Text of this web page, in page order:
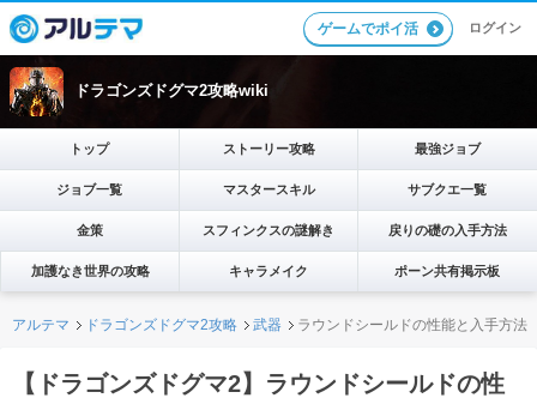
ゲームでポイ活 ログイン
ドラゴンズドグマ2攻略wiki
トップ ストーリー攻略 最強ジョブ
ジョブ一覧 マスタースキル サブクエ一覧
金策 スフィンクスの謎解き 戻りの礎の入手方法
加護なき世界の攻略 キャラメイク ポーン共有掲示板
アルテマ ドラゴンズドグマ2攻略 武器 ラウンドシールドの性能と入手方法
【ドラゴンズドグマ2】ラウンドシールドの性